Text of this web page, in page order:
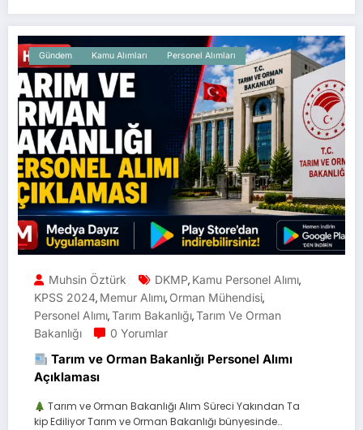
Gündem Kamu Alımları Personel Alımları
Muhsin Öztürk DKMP, Kamu Personel Alımı,
KPSS 2024, Memur Alımı, Orman Mühendisi,
Personel Alımı,Tarım Bakanlığı,Tarım Ve Orman
Bakanlığı
0 Yorumlar
Tarım ve Orman Bakanlığı Personel Alımı
Açıklaması
Tarım ve Orman Bakanlığı Alım Süreci Yakından Ta
kip Ediliyor Tarım ve Orman Bakanlığı bünyesinde…